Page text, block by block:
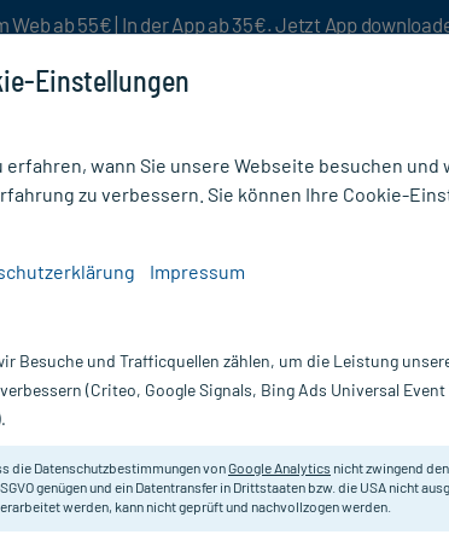
Web ab 55€ | In der App ab 35€. Jetzt App
Zeit:Gratis-Versand* ab 19€
6
Homöopathisches Arzneimittel.
Darreichung:
Einstellungen
wann Sie unsere Webseite besuchen und
zu verbessern. Sie können Ihre Cookie-
Impressum
Besuche und Trafficquellen zählen, um die Leistung
(Criteo, Google Signals, Bing Ads Universal
die Datenschutzbestimmungen vonGoogle Analytics nicht zwingend
genügen und ein Datentransfer in Drittstaaten bzw. die USA nicht
werden, kann nicht geprüft und nachvollzogen werden.